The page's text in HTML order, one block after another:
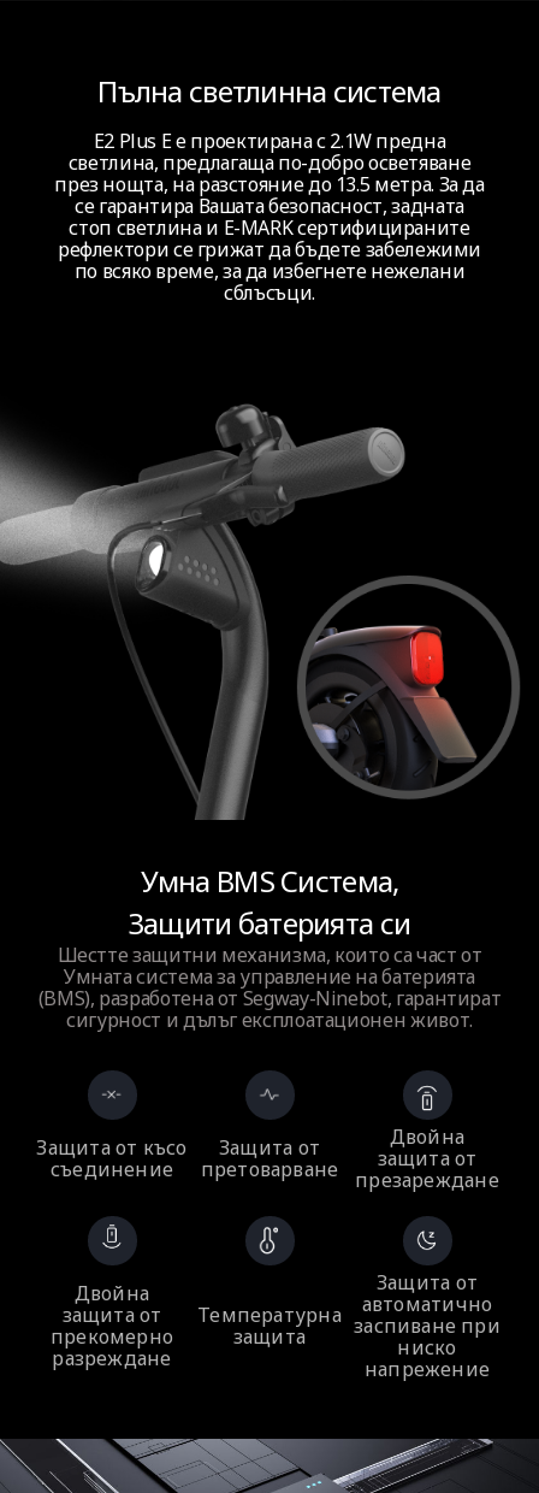
Пълна светлинна система
E2 Plus E е проектирана с 2.1W предна
светлина, предлагаща по-добро осветяване
през нощта, на разстояние до 13.5 метра. За да
се гарантира Вашата безопасност, задната
стоп светлина и E-MARK сертифицираните
рефлектори се грижат да бъдете забележими
по всяко време, за да избегнете нежелани
сблъсъци.
Умна BMS Система,
Защити батерията си
Шестте защитни механизма, които са част от
Умната система за управление на батерията
(BMS), разработена от Segway-Ninebot, гарантират
сигурност и дълъг експлоатационен живот.
Защита от късо
съединение
Защита от
претоварване
Двойна
защита от
презареждане
Двойна
защита от
прекомерно
разреждане
Температурна
защита
Защита от
автоматично
заспиване при
ниско
напрежение